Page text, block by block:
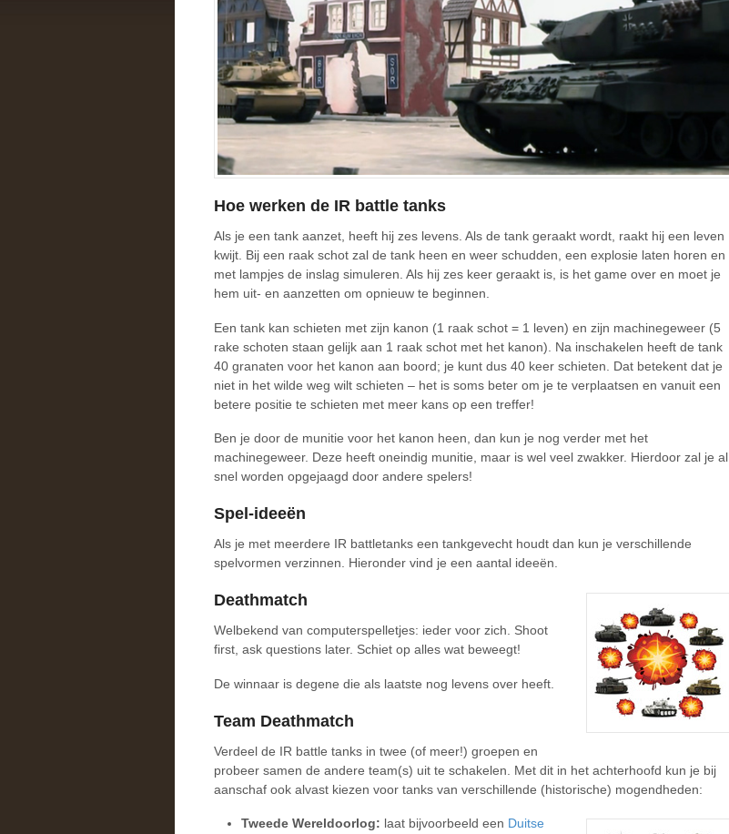
Hoe werken de IR battle tanks
Als je een tank aanzet, heeft hij zes levens. Als de tank geraakt wordt, raakt hij een leven
kwijt. Bij een raak schot zal de tank heen en weer schudden, een explosie laten horen en
met lampjes de inslag simuleren. Als hij zes keer geraakt is, is het game over en moet je
hem uit- en aanzetten om opnieuw te beginnen.
Een tank kan schieten met zijn kanon (1 raak schot = 1 leven) en zijn machinegeweer (5
rake schoten staan gelijk aan 1 raak schot met het kanon). Na inschakelen heeft de tank
40 granaten voor het kanon aan boord; je kunt dus 40 keer schieten. Dat betekent dat je
niet in het wilde weg wilt schieten – het is soms beter om je te verplaatsen en vanuit een
betere positie te schieten met meer kans op een treffer!
Ben je door de munitie voor het kanon heen, dan kun je nog verder met het
machinegeweer. Deze heeft oneindig munitie, maar is wel veel zwakker. Hierdoor zal je al
snel worden opgejaagd door andere spelers!
Spel-ideeën
Als je met meerdere IR battletanks een tankgevecht houdt dan kun je verschillende
spelvormen verzinnen. Hieronder vind je een aantal ideeën.
Deathmatch
Welbekend van computerspelletjes: ieder voor zich. Shoot
first, ask questions later. Schiet op alles wat beweegt!
De winnaar is degene die als laatste nog levens over heeft.
Team Deathmatch
Verdeel de IR battle tanks in twee (of meer!) groepen en
probeer samen de andere team(s) uit te schakelen. Met dit in het achterhoofd kun je bij
aanschaf ook alvast kiezen voor tanks van verschillende (historische) mogendheden:
Tweede Wereldoorlog: laat bijvoorbeeld een Duitse